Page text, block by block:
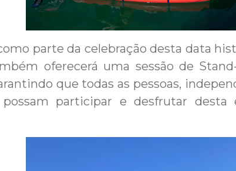
parte da celebração desta data
oferecerá uma sessão de
que todas as pessoas,
possam participar e desfrutar desta